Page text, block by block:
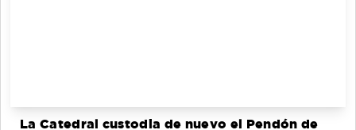
La Catedral custodia de nuevo el Pendón de